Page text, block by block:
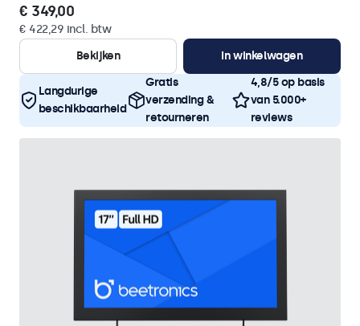
€ 349,00
€ 422,29 incl. btw
Bekijken
In winkelwagen
Langdurige
beschikbaarheid
Gratis
verzending &
retourneren
4,8/5 op basis
van 5.000+
reviews